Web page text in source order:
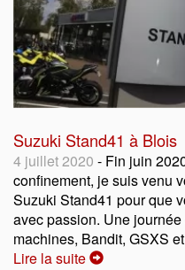
Suzuki Stand41 à Blois
4 juillet 2020 - Fin juin
confinement, je suis venu
Suzuki Stand41 pour que
avec passion. Une
machines, Bandit, GSXS
Lire la suite